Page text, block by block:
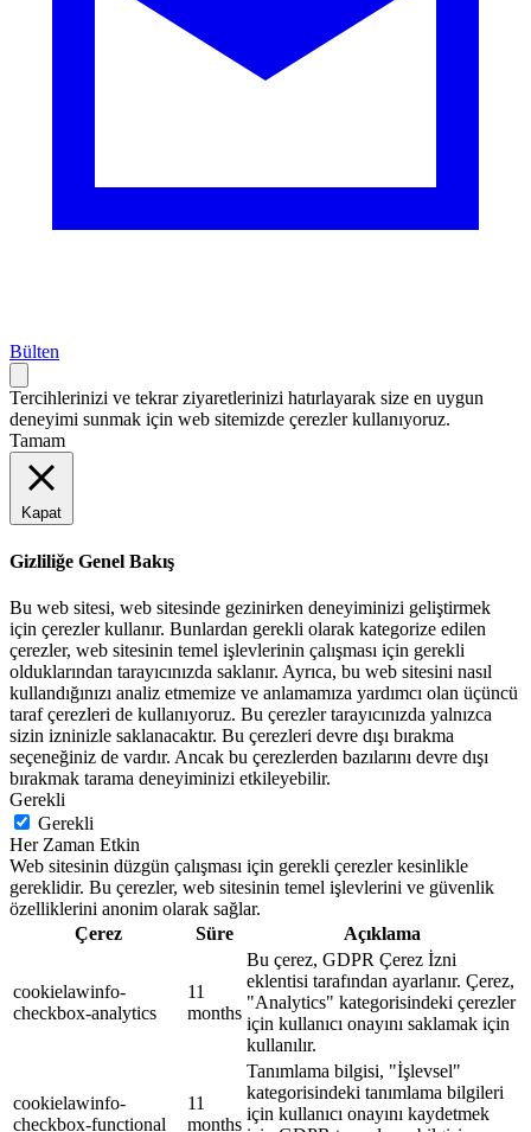
Bülten
Tercihlerinizi ve tekrar ziyaretlerinizi hatırlayarak size en uygun
deneyimi sunmak için web sitemizde çerezler kullanıyoruz.
Tamam
Kapat
Gizliliğe Genel Bakış
Bu web sitesi, web sitesinde gezinirken deneyiminizi geliştirmek
için çerezler kullanır. Bunlardan gerekli olarak kategorize edilen
çerezler, web sitesinin temel işlevlerinin çalışması için gerekli
olduklarından tarayıcınızda saklanır. Ayrıca, bu web sitesini nasıl
kullandığınızı analiz etmemize ve anlamamıza yardımcı olan üçüncü
taraf çerezleri de kullanıyoruz. Bu çerezler tarayıcınızda yalnızca
sizin izninizle saklanacaktır. Bu çerezleri devre dışı bırakma
seçeneğiniz de vardır. Ancak bu çerezlerden bazılarını devre dışı
bırakmak tarama deneyiminizi etkileyebilir.
Gerekli
Gerekli
Her Zaman Etkin
Web sitesinin düzgün çalışması için gerekli çerezler kesinlikle
gereklidir. Bu çerezler, web sitesinin temel işlevlerini ve güvenlik
özelliklerini anonim olarak sağlar.
Çerez
Süre Açıklama
cookielawinfo-
checkbox-analytics
11
months
Bu çerez, GDPR Çerez İzni
eklentisi tarafından ayarlanır. Çerez,
"Analytics" kategorisindeki çerezler
için kullanıcı onayını saklamak için
kullanılır.
cookielawinfo-
checkbox-functional
11
months
Tanımlama bilgisi, "İşlevsel"
kategorisindeki tanımlama bilgileri
için kullanıcı onayını kaydetmek